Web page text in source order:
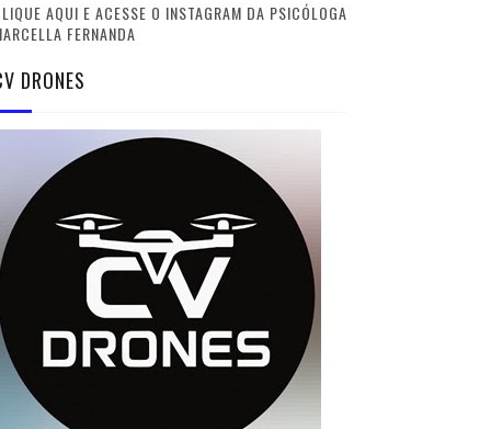
AQUI E ACESSE O INSTAGRAM DA PSICÓLOGA
FERNANDA
DRONES